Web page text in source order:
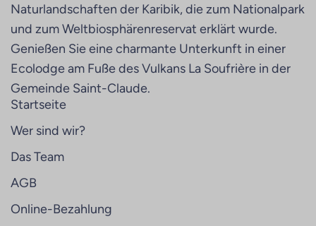
Naturlandschaften der Karibik, die zum Nationalpark
und zum Weltbiosphärenreservat erklärt wurde.
Genießen Sie eine charmante Unterkunft in einer
Ecolodge am Fuße des Vulkans La Soufrière in der
Gemeinde Saint-Claude.
Startseite
Wer sind wir?
Das Team
AGB
Online-Bezahlung